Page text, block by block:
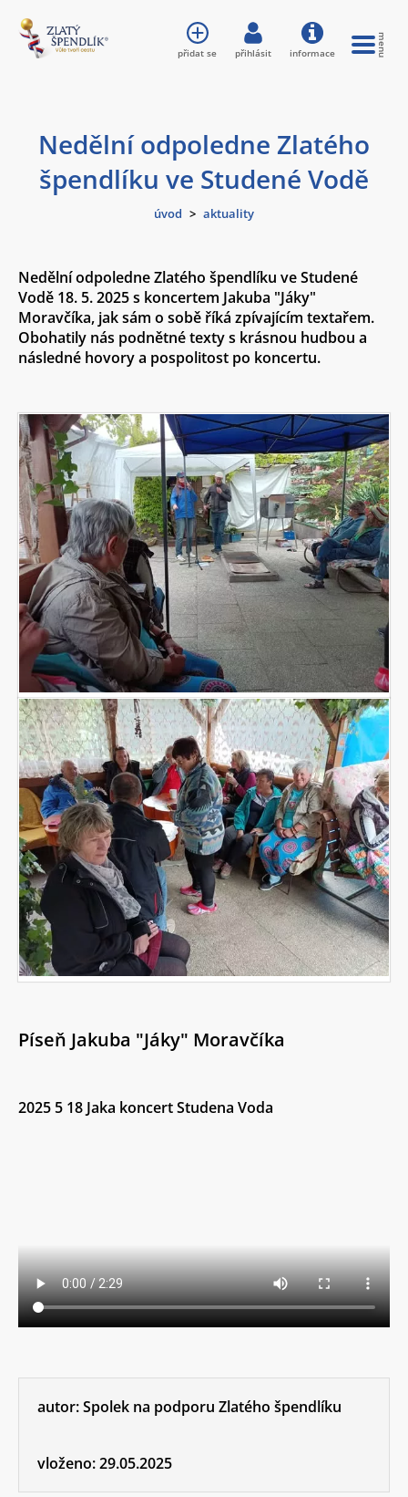
Nedělní odpoledne Zlatého
špendlíku ve Studené Vodě
úvod > aktuality
Nedělní odpoledne Zlatého špendlíku ve Studené
Vodě 18. 5. 2025 s koncertem Jakuba "Jáky"
Moravčíka, jak sám o sobě říká zpívajícím textařem.
Obohatily nás podnětné texty s krásnou hudbou a
následné hovory a pospolitost po koncertu.
Píseň Jakuba "Jáky" Moravčíka
2025 5 18 Jaka koncert Studena Voda
autor:Spolek na podporu Zlatého špendlíku
vloženo:29.05.2025
přidat se přihlásit informace